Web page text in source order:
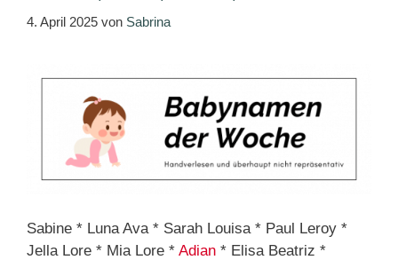
4. April 2025 von Sabrina
Sabine * Luna Ava * Sarah Louisa * Paul Leroy *
Jella Lore * Mia Lore * Adian * Elisa Beatriz *